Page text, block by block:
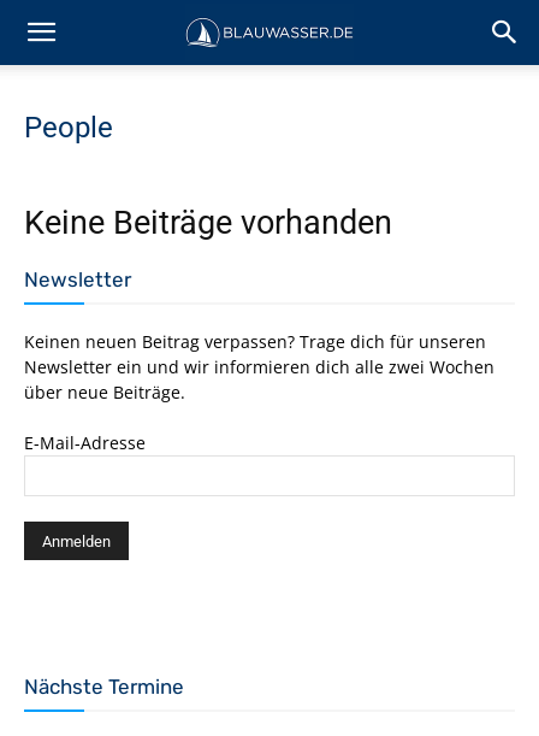
People
Keine Beiträge vorhanden
Newsletter
Keinen neuen Beitrag verpassen? Trage dich für unseren
Newsletter ein und wir informieren dich alle zwei Wochen
über neue Beiträge.
E-Mail-Adresse
Nächste Termine